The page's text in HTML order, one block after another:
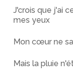
J'crois que j'ai
mes yeux
Mon cœur ne
Mais la pluie